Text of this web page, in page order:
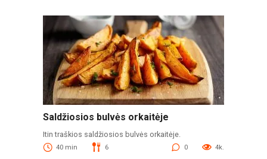
Saldžiosios bulvės orkaitėje
Itin traškios saldžiosios bulvės orkaitėje.
40 min 6 0 4k.